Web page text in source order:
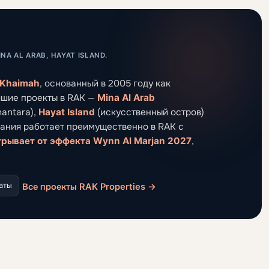
AL ARAB, HAYAT ISLAND.
, основанный в 2005 году как
проекты в RAK — Mina Al Arab
Hayat Island (искусственный остров)
работает преимущественно в RAK с
от эффекта Wynn Al Marjan 2027,
Все проекты RAK Properties →